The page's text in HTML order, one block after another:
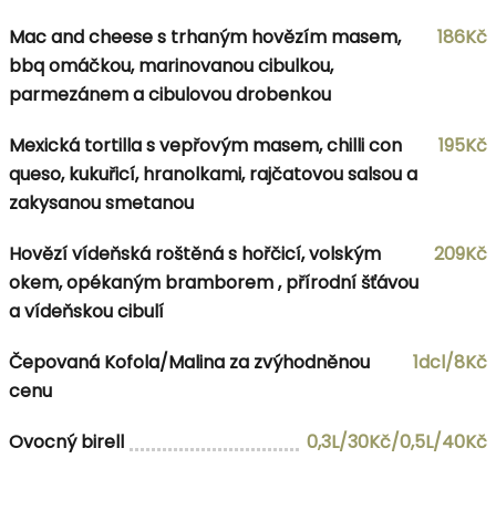
Mac and cheese s trhaným hovězím masem,
bbq omáčkou, marinovanou cibulkou,
parmezánem a cibulovou drobenkou
186Kč
Mexická tortilla s vepřovým masem, chilli con
queso, kukuřicí, hranolkami, rajčatovou salsou a
zakysanou smetanou
195Kč
Hovězí vídeňská roštěná s hořčicí, volským
okem, opékaným bramborem , přírodní šťávou
a vídeňskou cibulí
209Kč
Čepovaná Kofola/Malina za zvýhodněnou
cenu
1dcl/8Kč
Ovocný birell 0,3L/30Kč/0,5L/40Kč